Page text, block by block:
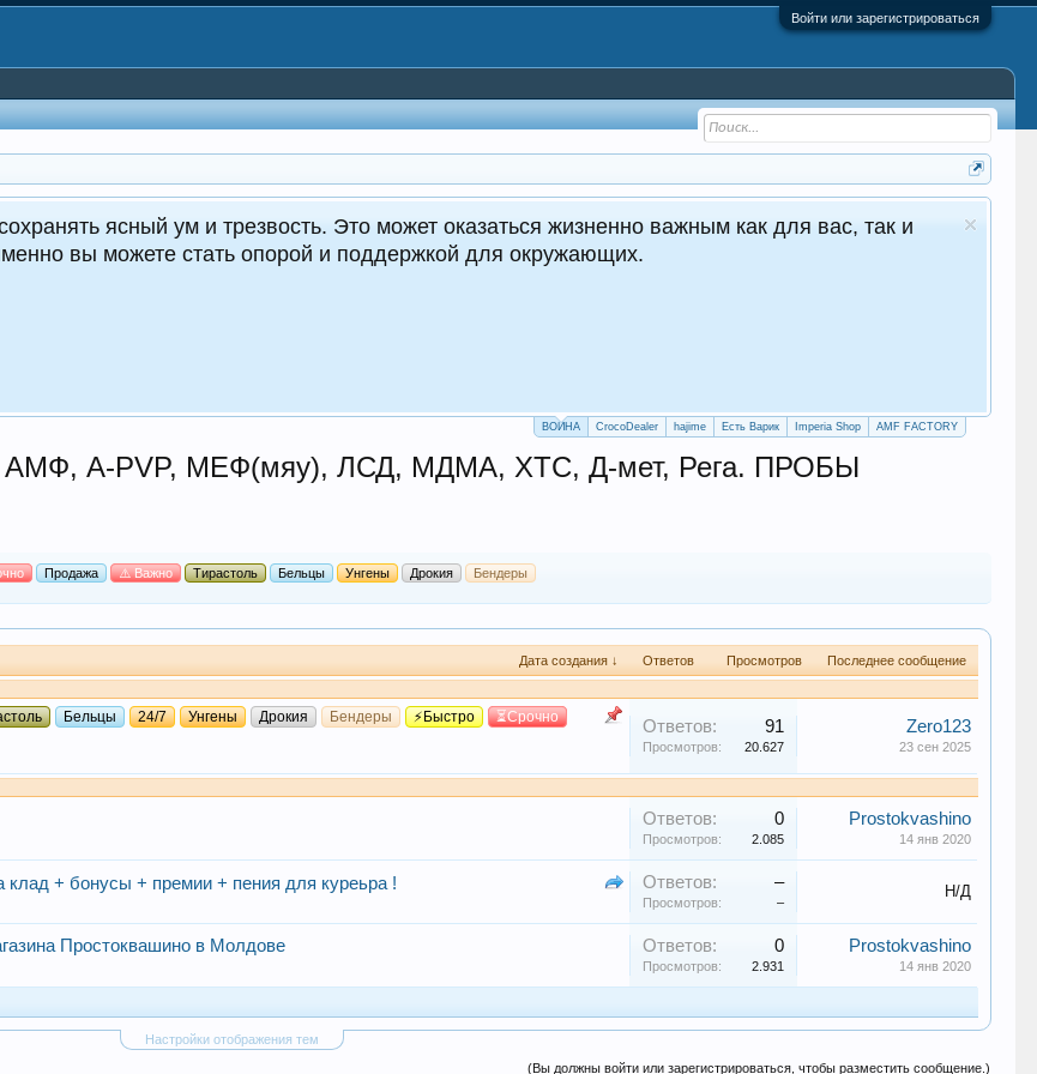
Войти или зарегистрироваться
ясный ум и трезвость. Это может оказаться жизненно важным как для вас, так и
вы можете стать опорой и поддержкой для окружающих.
ВОЙНА CrocoDealer hajime Есть Варик Imperia Shop AMF FACTORY
A-PVP, МЕФ(мяу), ЛСД, МДМА, XTC, Д-мет, Рега. ПРОБЫ
Продажа ⚠️ Важно Тирастоль Бельцы Унгены Дрокия Бендеры
Дата создания ↓ Ответов Просмотров
Последнее сообщение
Бельцы 24/7 Унгены Дрокия Бендеры ⚡Быстро
⏳Срочно
Ответов: 91
Просмотров: 20.627
Zero123
23 сен 2025
Ответов: 0
Просмотров: 2.085
Prostokvashino
14 янв 2020
+ бонусы + премии + пения для куреьра ! Ответов: –
Просмотров: –
Н/Д
Простоквашино в Молдове Ответов: 0
Просмотров: 2.931
Prostokvashino
14 янв 2020
Настройки отображения тем
(Вы должны войти или зарегистрироваться, чтобы разместить сообщение.)